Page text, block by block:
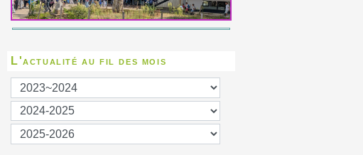
L'actualité au fil des mois